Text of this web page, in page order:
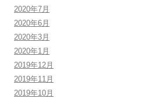
2020年7月
2020年6月
2020年3月
2020年1月
2019年12月
2019年11月
2019年10月